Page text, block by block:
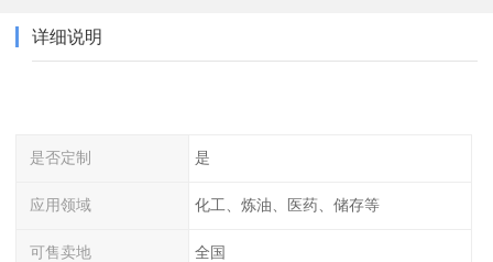
详细说明
是否定制 是
应用领域 化工、炼油、医药、储存等
可售卖地 全国